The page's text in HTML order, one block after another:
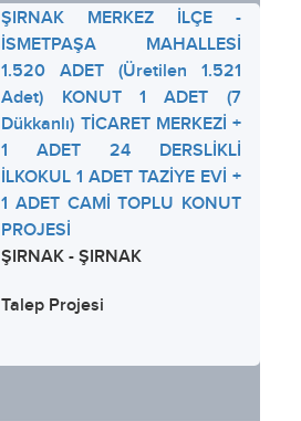
ŞIRNAK MERKEZ İLÇE -
İSMETPAŞA MAHALLESİ
1.520 ADET (Üretilen 1.521
Adet) KONUT 1 ADET (7
Dükkanlı) TİCARET MERKEZİ +
1 ADET 24 DERSLİKLİ
İLKOKUL 1 ADET TAZİYE EVİ +
1 ADET CAMİ TOPLU KONUT
PROJESİ
ŞIRNAK - ŞIRNAK
Talep Projesi